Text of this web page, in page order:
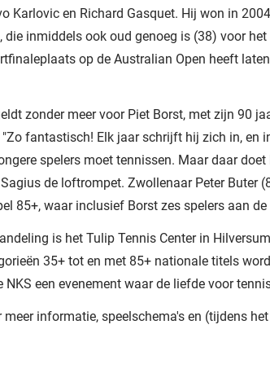
Karlovic en Richard Gasquet. Hij won in
die inmiddels ook oud genoeg is (38) voor
op de Australian Open heeft
zonder meer voor Piet Borst, met zijn 90
"Zo fantastisch! Elk jaar schrijft hij zich in, en
spelers moet tennissen. Maar daar
de loftrompet. Zwollenaar Peter Buter
85+, waar inclusief Borst zes spelers aan
is het Tulip Tennis Center in
35+ tot en met 85+ nationale titels
NKS een evenement waar de liefde voor
informatie, speelschema's en (tijdens